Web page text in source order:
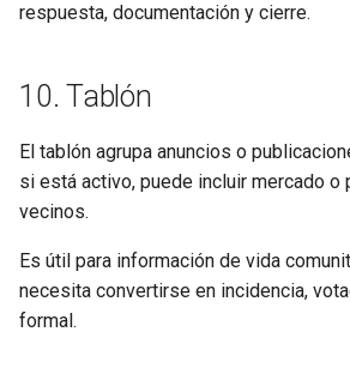
respuesta, documentación y cierre.
10. Tablón
El tablón agrupa anuncios o
si está activo, puede incluir mercado o
vecinos.
Es útil para información de vida
necesita convertirse en incidencia,
formal.